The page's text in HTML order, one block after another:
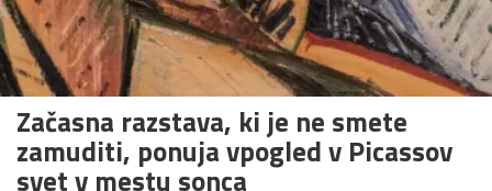
Začasna razstava, ki je ne smete
zamuditi, ponuja vpogled v Picassov
svet v mestu sonca